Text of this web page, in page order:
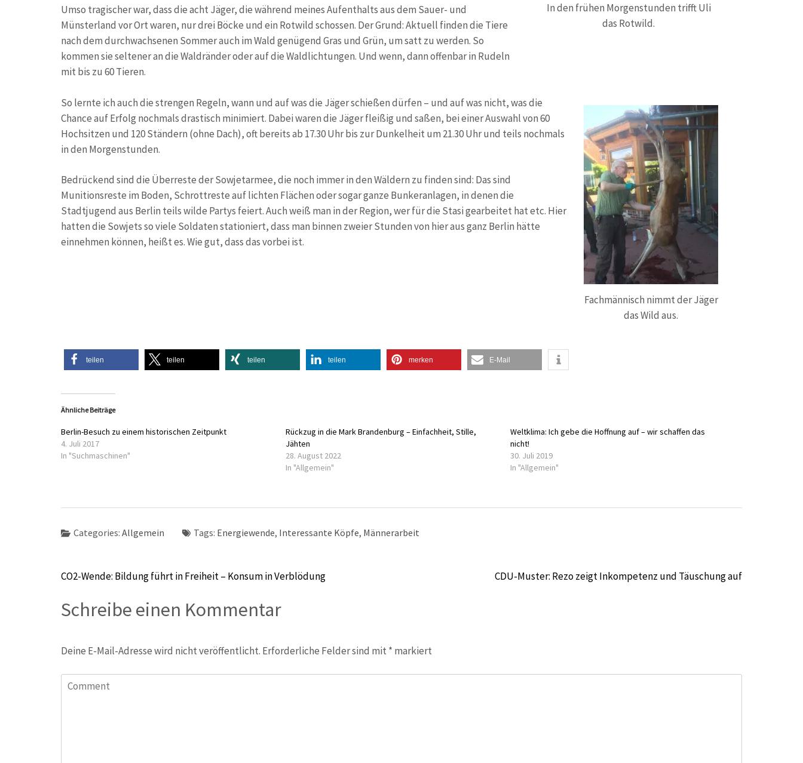
In den frühen Morgenstunden trifft Uli
das Rotwild.
Umso tragischer war, dass die acht Jäger, die während meines Aufenthalts aus dem Sauer- und
Münsterland vor Ort waren, nur drei Böcke und ein Rotwild schossen. Der Grund: Aktuell finden die Tiere
nach dem durchwachsenen Sommer auch im Wald genügend Gras und Grün, um satt zu werden. So
kommen sie seltener an die Waldränder oder auf die Waldlichtungen. Und wenn, dann offenbar in Rudeln
mit bis zu 60 Tieren.
Fachmännisch nimmt der Jäger
das Wild aus.
So lernte ich auch die strengen Regeln, wann und auf was die Jäger schießen dürfen – und auf was nicht, was die
Chance auf Erfolg nochmals drastisch minimiert. Dabei waren die Jäger fleißig und saßen, bei einer Auswahl von 60
Hochsitzen und 120 Ständern (ohne Dach), oft bereits ab 17.30 Uhr bis zur Dunkelheit um 21.30 Uhr und teils nochmals
in den Morgenstunden.
Bedrückend sind die Überreste der Sowjetarmee, die noch immer in den Wäldern zu finden sind: Das sind
Munitionsreste im Boden, Schrottreste auf lichten Flächen oder sogar ganze Bunkeranlagen, in denen die
Stadtjugend aus Berlin teils wilde Partys feiert. Auch weiß man in der Region, wer für die Stasi gearbeitet hat etc. Hier
hatten die Sowjets so viele Soldaten stationiert, dass man binnen zweier Stunden von hier aus ganz Berlin hätte
einnehmen können, heißt es. Wie gut, dass das vorbei ist.
teilen teilen teilen teilen merken E-Mail
Ähnliche Beiträge
Berlin-Besuch zu einem historischen Zeitpunkt
4. Juli 2017
In "Suchmaschinen"
Rückzug in die Mark Brandenburg – Einfachheit, Stille,
Jähten
28. August 2022
In "Allgemein"
Weltklima: Ich gebe die Hoffnung auf – wir schaffen das
nicht!
30. Juli 2019
In "Allgemein"
Categories: Allgemein Tags: Energiewende, Interessante Köpfe, Männerarbeit
Beitragsnavigation
CO2-Wende: Bildung führt in Freiheit – Konsum in Verblödung CDU-Muster: Rezo zeigt Inkompetenz und Täuschung auf
Schreibe einen Kommentar
Deine E-Mail-Adresse wird nicht veröffentlicht. Erforderliche Felder sind mit * markiert
Comment